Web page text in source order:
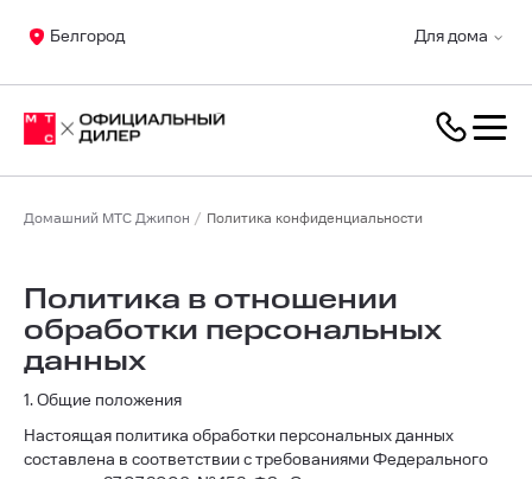
Для дома
Белгород
Домашний МТС Джипон Политика конфиденциальности
Политика в отношении
обработки персональных
данных
1. Общие положения
Настоящая политика обработки персональных данных
составлена в соответствии с требованиями Федерального